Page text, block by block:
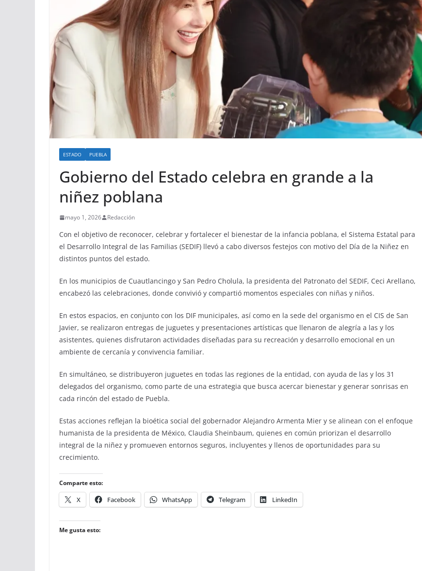
ESTADO PUEBLA
Gobierno del Estado celebra en grande a la
niñez poblana
mayo 1, 2026 Redacción
Con el objetivo de reconocer, celebrar y fortalecer el bienestar de la infancia poblana, el Sistema Estatal para
el Desarrollo Integral de las Familias (SEDIF) llevó a cabo diversos festejos con motivo del Día de la Niñez en
distintos puntos del estado.
En los municipios de Cuautlancingo y San Pedro Cholula, la presidenta del Patronato del SEDIF, Ceci Arellano,
encabezó las celebraciones, donde convivió y compartió momentos especiales con niñas y niños.
En estos espacios, en conjunto con los DIF municipales, así como en la sede del organismo en el CIS de San
Javier, se realizaron entregas de juguetes y presentaciones artísticas que llenaron de alegría a las y los
asistentes, quienes disfrutaron actividades diseñadas para su recreación y desarrollo emocional en un
ambiente de cercanía y convivencia familiar.
En simultáneo, se distribuyeron juguetes en todas las regiones de la entidad, con ayuda de las y los 31
delegados del organismo, como parte de una estrategia que busca acercar bienestar y generar sonrisas en
cada rincón del estado de Puebla.
Estas acciones reflejan la bioética social del gobernador Alejandro Armenta Mier y se alinean con el enfoque
humanista de la presidenta de México, Claudia Sheinbaum, quienes en común priorizan el desarrollo
integral de la niñez y promueven entornos seguros, incluyentes y llenos de oportunidades para su
crecimiento.
Comparte esto:
X Facebook WhatsApp Telegram LinkedIn
Me gusta esto: